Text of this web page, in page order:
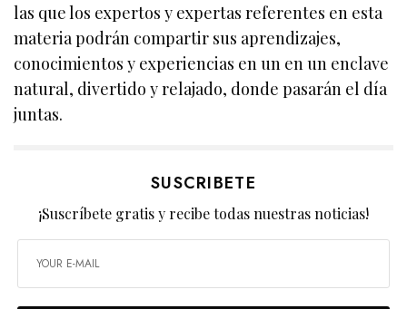
las que los expertos y expertas referentes en esta
materia podrán compartir sus aprendizajes,
conocimientos y experiencias en un en un enclave
natural, divertido y relajado, donde pasarán el día
juntas.
SUSCRIBETE
¡Suscríbete gratis y recibe todas nuestras noticias!